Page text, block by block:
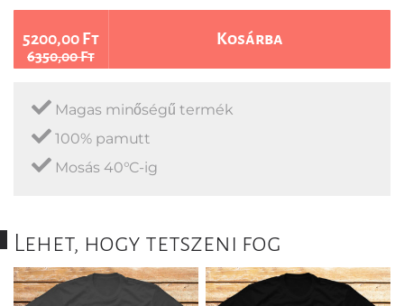
5200,00 Ft
6350,00 Ft
Kosárba
Magas minőségű termék
100% pamutt
Mosás 40°C-ig
Lehet, hogy tetszeni fog